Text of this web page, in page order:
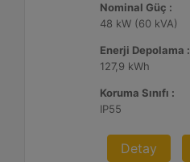
Nominal Güç :
48 kW (60 kVA)
Enerji Depolama :
127,9 kWh
Koruma Sınıfı :
IP55
Detay